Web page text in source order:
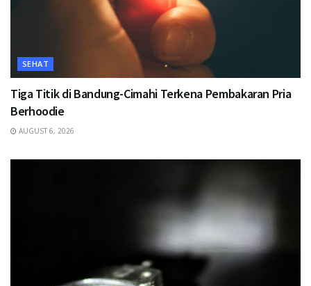
SEHAT
Tiga Titik di Bandung-Cimahi Terkena Pembakaran Pria
Berhoodie
AUGUST 6, 2026